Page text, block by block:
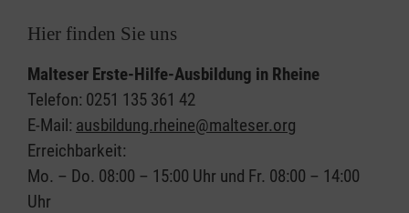
Hier finden Sie uns
Malteser Erste-Hilfe-Ausbildung in Rheine
Telefon: 0251 135 361 42
E-Mail: ausbildung.rheine@malteser.org
Erreichbarkeit:
Mo. – Do. 08:00 – 15:00 Uhr und Fr. 08:00 – 14:00
Uhr